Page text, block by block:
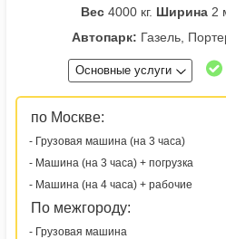
Вес 4000 кг. Ширина 2
Автопарк: Газель,
Основные услуги
по Москве:
- Грузовая машина (на 3 часа)
- Машина (на 3 часа) + погрузка
- Машина (на 4 часа) + рабочие
По межгороду:
- Грузовая машина